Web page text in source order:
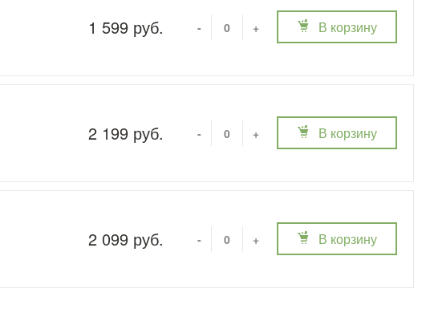
1 599 руб. - + В корзину
2 199 руб. - + В корзину
2 099 руб. - + В корзину